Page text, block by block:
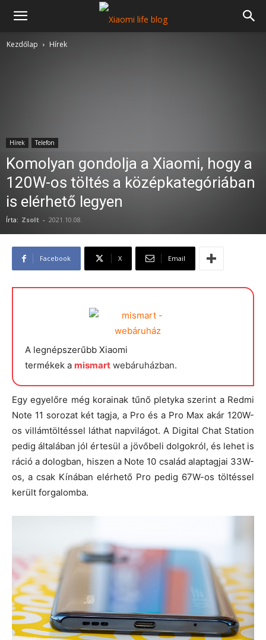
Kezdőlap Hírek
Hírek Telefon
Komolyan gondolja a Xiaomi, hogy a
120W-os töltés a középkategóriában
is elérhető legyen
Írta: Zsolt - 2021.10.08.
Facebook X Email
A legnépszerűbb Xiaomi
termékek a mismart webáruházban.
Egy egyelőre még korainak tűnő pletyka szerint a Redmi
Note 11 sorozat két tagja, a Pro és a Pro Max akár 120W-
os villámtöltéssel láthat napvilágot. A Digital Chat Station
pedig általában jól értesül a jövőbeli dolgokról, és lehet is
ráció a dologban, hiszen a Note 10 család alaptagjai 33W-
os, a csak Kínában elérhető Pro pedig 67W-os töltéssel
került forgalomba.